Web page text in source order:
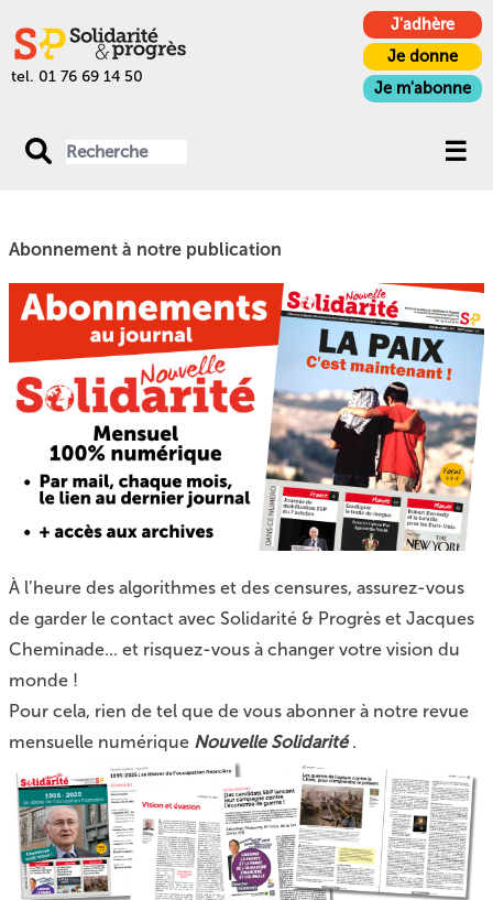
tel. 01 76 69 14 50
J'adhère
Je donne
Je m'abonne
Abonnement à notre publication
À l’heure des algorithmes et des censures, assurez-vous
de garder le contact avec Solidarité & Progrès et Jacques
Cheminade... et risquez-vous à changer votre vision du
monde !
Pour cela, rien de tel que de vous abonner à notre revue
mensuelle numérique Nouvelle Solidarité .